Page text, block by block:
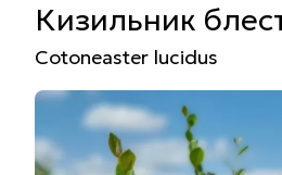
Кизильник
Cotoneaster lucidus